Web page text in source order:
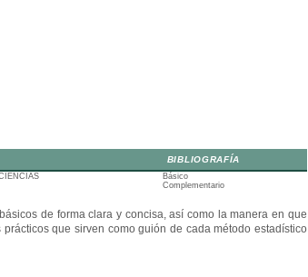
BIBLIOGRAFÍA
Básico
Complementario
de forma clara y concisa, así como la manera en que
que sirven como guión de cada método estadístico